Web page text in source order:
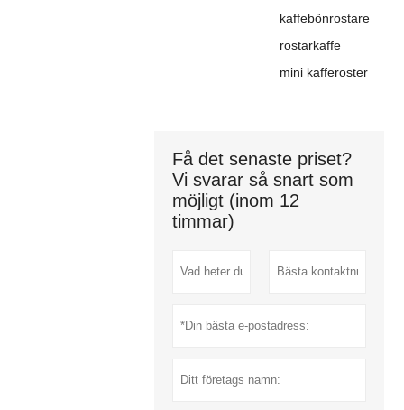
kaffebönrostare
rostarkaffe
mini kafferoster
Få det senaste priset?
Vi svarar så snart som
möjligt (inom 12
timmar)